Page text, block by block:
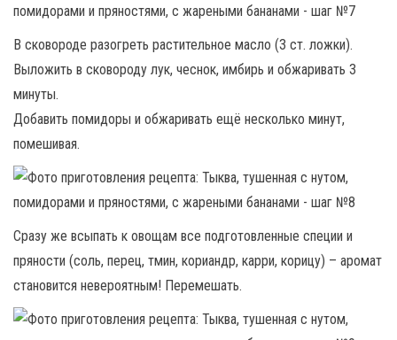
В сковороде разогреть растительное масло (3 ст. ложки).
Выложить в сковороду лук, чеснок, имбирь и обжаривать 3
минуты.
Добавить помидоры и обжаривать ещё несколько минут,
помешивая.
Сразу же всыпать к овощам все подготовленные специи и
пряности (соль, перец, тмин, кориандр, карри, корицу) – аромат
становится невероятным! Перемешать.